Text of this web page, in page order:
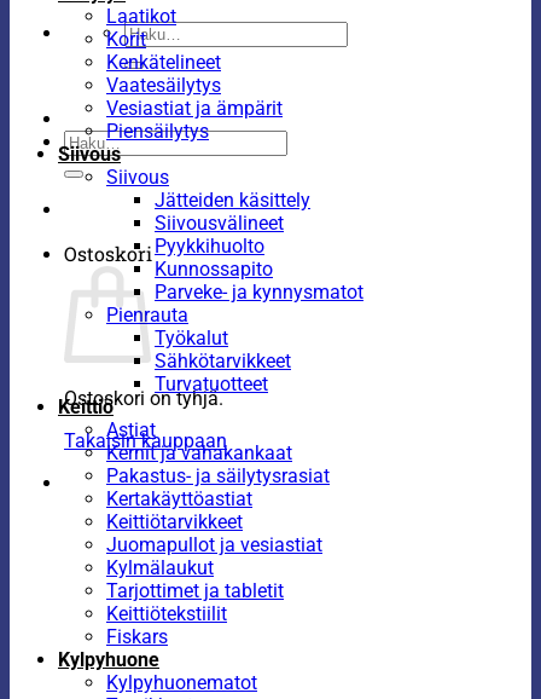
Etsi:
Etsi:
Ostoskori
Ostoskori on tyhjä.
Takaisin kauppaan
Laatikot
Korit
Kenkätelineet
Vaatesäilytys
Vesiastiat ja ämpärit
Piensäilytys
Siivous
Siivous
Jätteiden käsittely
Siivousvälineet
Pyykkihuolto
Kunnossapito
Parveke- ja kynnysmatot
Pienrauta
Työkalut
Sähkötarvikkeet
Turvatuotteet
Keittiö
Astiat
Kernit ja vahakankaat
Pakastus- ja säilytysrasiat
Kertakäyttöastiat
Keittiötarvikkeet
Juomapullot ja vesiastiat
Kylmälaukut
Tarjottimet ja tabletit
Keittiötekstiilit
Fiskars
Kylpyhuone
Kylpyhuonematot